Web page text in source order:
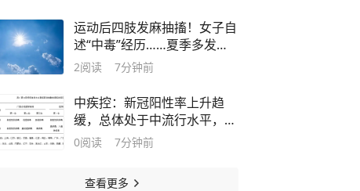
运动后四肢发麻抽搐！女子自
述“中毒”经历……夏季多发，
医生紧急提醒
2阅读 7分钟前
中疾控：新冠阳性率上升趋
缓，总体处于中流行水平，南
方显著高于北方
0阅读 7分钟前
查看更多